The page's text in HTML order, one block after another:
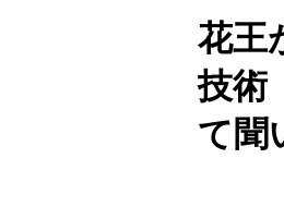
花王
技術
て聞